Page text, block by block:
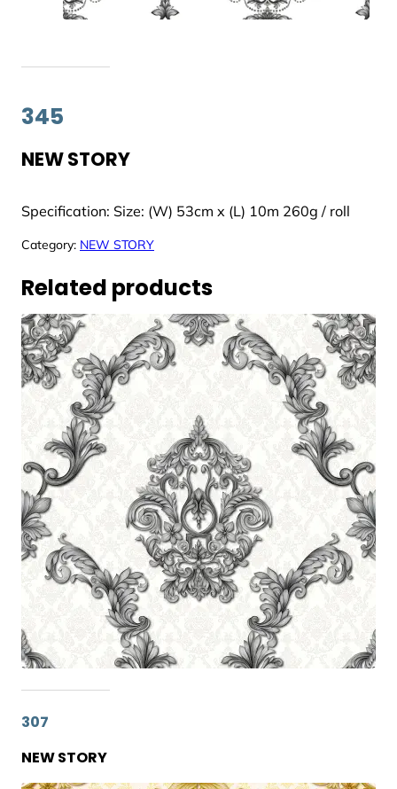
345
NEW STORY
Specification: Size: (W) 53cm x (L) 10m 260g / roll
Category: NEW STORY
Related products
307
NEW STORY